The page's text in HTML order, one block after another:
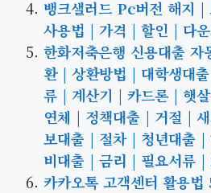
뱅크샐러드 Pc버전 해지
사용법 | 가격 | 할인 | 다
한화저축은행 신용대출
환 | 상환방법 | 대학생대
류 | 계산기 | 카드론 | 햇
연체 | 정책대출 | 거절 |
보대출 | 절차 | 청년대출 |
비대출 | 금리 | 필요서류
카카오톡 고객센터 활용법